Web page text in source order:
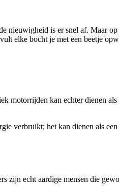
nieuwigheid is er snel af. Maar
elke bocht je met een beetje
kan echter dienen
verbruikt; het kan dienen als
zijn echt aardige mensen die